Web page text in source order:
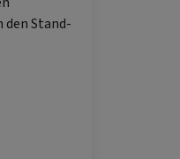
Stand-